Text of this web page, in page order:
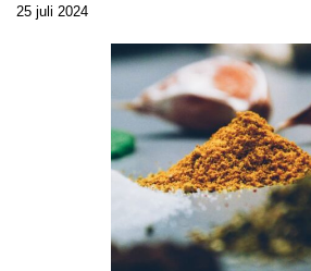
25 juli 2024